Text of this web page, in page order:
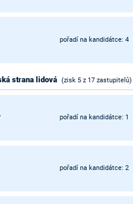
pořadí na kandidátce: 4
strana lidová (zisk 5 z 17 zastupitelů)
pořadí na kandidátce: 1
pořadí na kandidátce: 2